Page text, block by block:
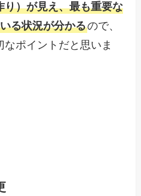
り）が見え、最も重要な
る状況が分かるので、
ポイントだと思いま